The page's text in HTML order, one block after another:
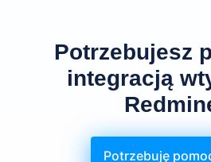
Potrzebujesz
integracją
Potrzebuję